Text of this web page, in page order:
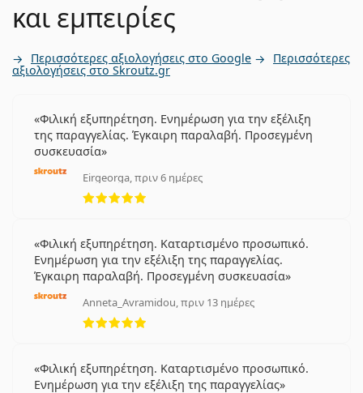
και εμπειρίες
Περισσότερες αξιολογήσεις στο Google Περισσότερες
αξιολογήσεις στο Skroutz.gr
Φιλική εξυπηρέτηση. Ενημέρωση για την εξέλιξη
της παραγγελίας. Έγκαιρη παραλαβή. Προσεγμένη
συσκευασία
Eirgeorga, πριν 6 ημέρες
5 αξιολογήσεις από 5
Φιλική εξυπηρέτηση. Καταρτισμένο προσωπικό.
Ενημέρωση για την εξέλιξη της παραγγελίας.
Έγκαιρη παραλαβή. Προσεγμένη συσκευασία
Anneta_Avramidou, πριν 13 ημέρες
5 αξιολογήσεις από 5
Φιλική εξυπηρέτηση. Καταρτισμένο προσωπικό.
Ενημέρωση για την εξέλιξη της παραγγελίας